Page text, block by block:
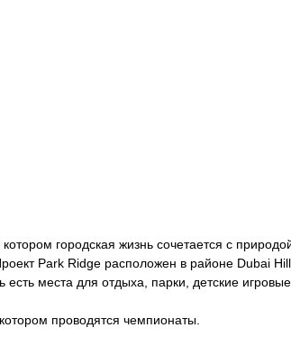
городская жизнь сочетается с
Park Ridge расположен в районе Dubai
места для отдыха, парки, детские
проводятся чемпионаты.